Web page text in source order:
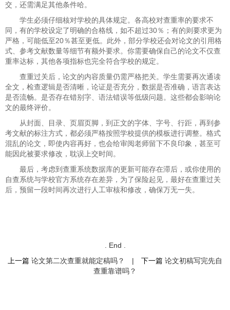
交，还需满足其他条件哈。
学生必须仔细核对学校的具体规定。各高校对查重率的要求不
同，有的学校设定了明确的合格线，如不超过30％；有的则要求更为
严格，可能低至20％甚至更低。此外，部分学校还会对论文的引用格
式、参考文献数量等细节有额外要求。你需要确保自己的论文不仅查
重率达标，其他各项指标也完全符合学校的规定。
查重过关后，论文的内容质量仍需严格把关。学生需要再次通读
全文，检查逻辑是否清晰，论证是否充分，数据是否准确，语言表达
是否流畅。是否存在错别字、语法错误等低级问题。这些都会影响论
文的最终评价。
从封面、目录、页眉页脚，到正文的字体、字号、行距，再到参
考文献的标注方式，都必须严格按照学校提供的模板进行调整。格式
混乱的论文，即使内容再好，也会给审阅老师留下不良印象，甚至可
能因此被要求修改，耽误上交时间。
最后，考虑到查重系统数据库的更新可能存在滞后，或你使用的
自查系统与学校官方系统存在差异，为了保险起见，最好在查重过关
后，预留一段时间再次进行人工审核和修改，确保万无一失。
. End .
上一篇 论文第二次查重就能定稿吗？ | 下一篇 论文初稿写完先自
查重靠谱吗？